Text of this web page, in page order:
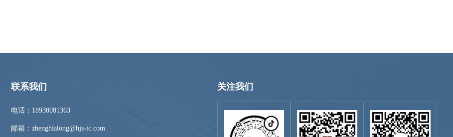
联系我们
电话：18938081363
邮箱：zhenghialong@hjs-ic.com
关注我们